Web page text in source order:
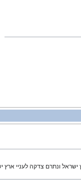
ישראל ונתרם צדקה לעניי